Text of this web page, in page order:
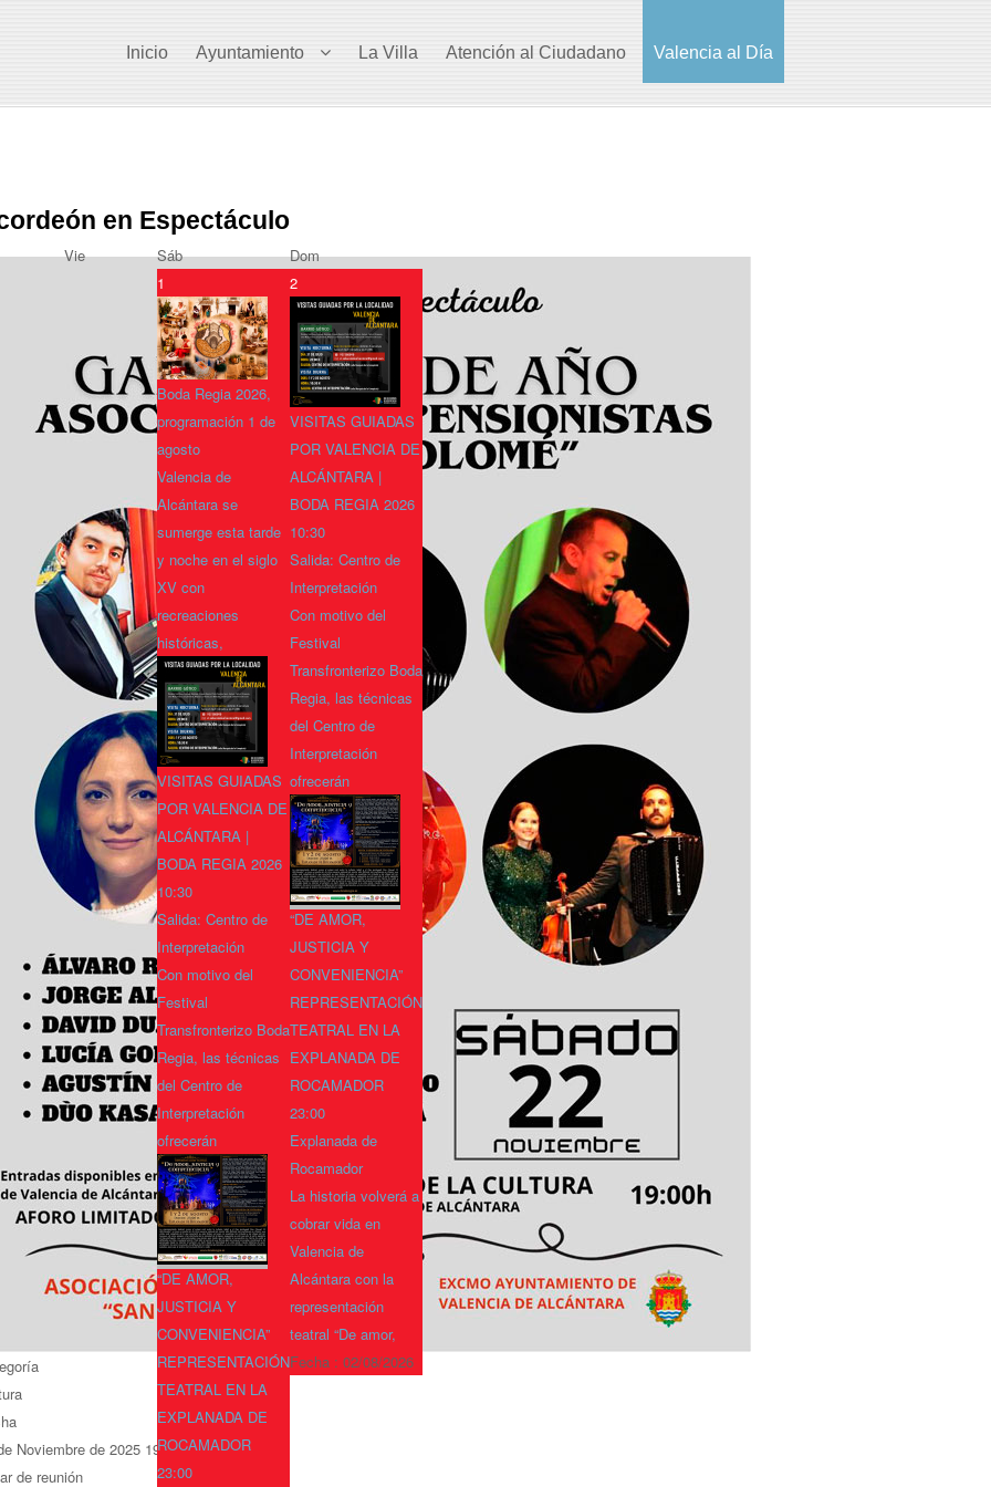
Inicio Ayuntamiento La Villa Atención al Ciudadano Valencia al Día
Vie Sáb
Dom
1
Boda Regia 2026,
programación 1 de
agosto
Valencia de
Alcántara se
sumerge esta tarde
y noche en el siglo
XV con
recreaciones
históricas,
VISITAS GUIADAS
POR VALENCIA DE
ALCÁNTARA |
BODA REGIA 2026
10:30
Salida: Centro de
Interpretación
Con motivo del
Festival
Transfronterizo Boda
Regia, las técnicas
del Centro de
Interpretación
ofrecerán
“DE AMOR,
JUSTICIA Y
CONVENIENCIA”
REPRESENTACIÓN
TEATRAL EN LA
EXPLANADA DE
ROCAMADOR
23:00
2
VISITAS GUIADAS
POR VALENCIA DE
ALCÁNTARA |
BODA REGIA 2026
10:30
Salida: Centro de
Interpretación
Con motivo del
Festival
Transfronterizo Boda
Regia, las técnicas
del Centro de
Interpretación
ofrecerán
“DE AMOR,
JUSTICIA Y
CONVENIENCIA”
REPRESENTACIÓN
TEATRAL EN LA
EXPLANADA DE
ROCAMADOR
23:00
Explanada de
Rocamador
La historia volverá a
cobrar vida en
Valencia de
Alcántara con la
representación
teatral “De amor,
Fecha : 02/08/2026
en Espectáculo
Noviembre de 2025 19:00
de reunión